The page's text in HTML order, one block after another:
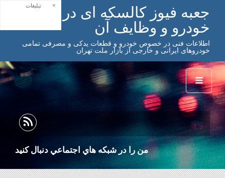
جعبه فیوز کالسکه ای در
خودرو و وظایف آن
اطلاعات فنی در خصوص خودرو و قطعات یدکی و مصرفی تمامی
خودروهای ایرانی و خارجی از بازار ملت تهران
من را در شبكه هاي اجتماعي دنبال كنيد
تبلیغات ×